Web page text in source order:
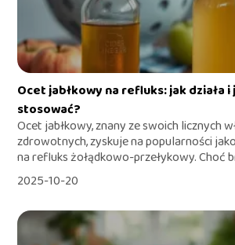
Ocet jabłkowy na refluks: jak działa i
stosować?
Ocet jabłkowy, znany ze swoich licznych
zdrowotnych, zyskuje na popularności
na refluks żołądkowo-przełykowy. Choć
2025-10-20